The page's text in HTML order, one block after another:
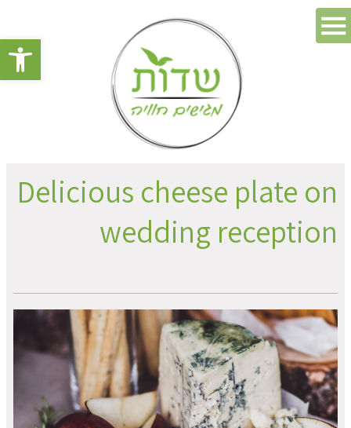
פתח
Delicious cheese plate on
wedding reception